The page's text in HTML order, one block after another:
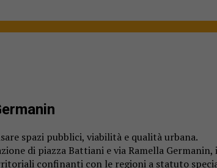
spazi pubblici, viabilità e qualità urbana.
di piazza Battiani e via Ramella
confinanti con le regioni a statuto